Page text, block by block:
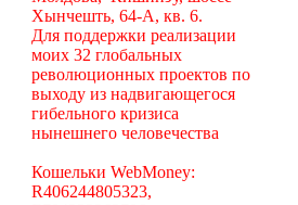
Хынчешть, 64-А, кв. 6.
Для поддержки реализации
моих 32 глобальных
революционных проектов по
выходу из надвигающегося
гибельного кризиса
нынешнего человечества
Кошельки WebMoney:
R406244805323,